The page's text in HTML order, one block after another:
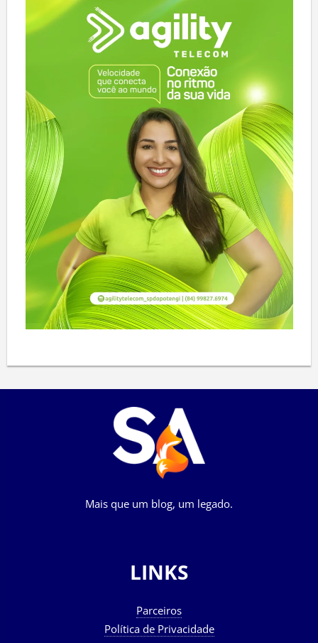
Mais que um blog, um legado.
LINKS
Parceiros
Política de Privacidade